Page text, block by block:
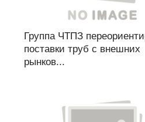
Группа ЧТПЗ
поставки труб с внешних
рынков...